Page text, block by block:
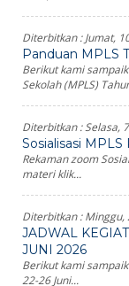
Diterbitkan :Jumat,
Panduan MPLS
Berikut kami
Sekolah (MPLS)
Diterbitkan :Selasa,
Sosialisasi
Rekaman zoom
materi klik...
Diterbitkan :Minggu,
JADWAL
JUNI 2026
Berikut kami
22-26 Juni...